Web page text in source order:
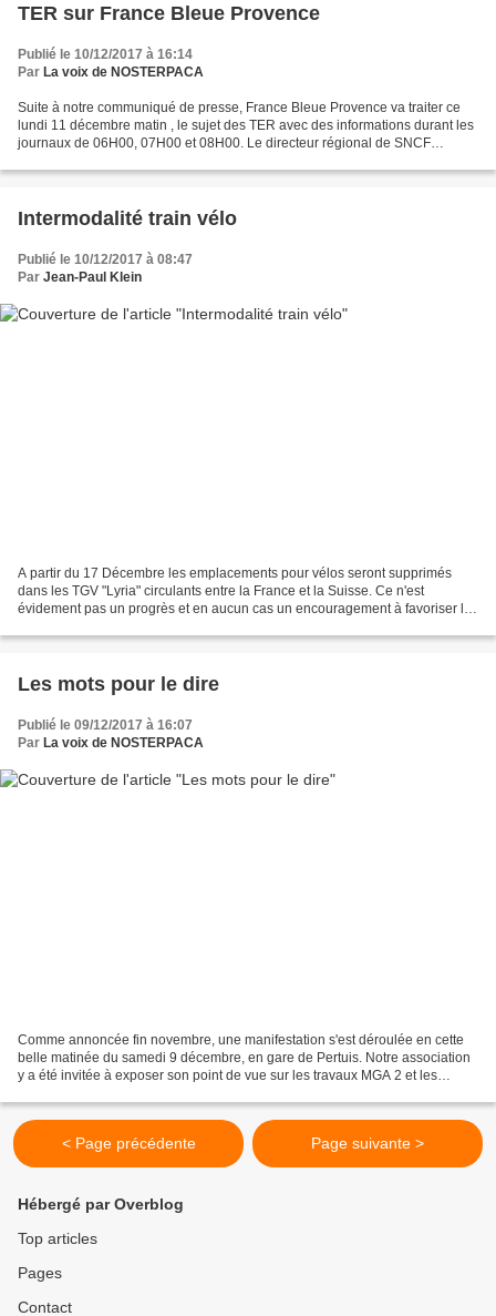
TER sur France Bleue Provence
Publié le 10/12/2017 à 16:14
Par La voix de NOSTERPACA
Suite à notre communiqué de presse, France Bleue Provence va traiter ce
lundi 11 décembre matin , le sujet des TER avec des informations durant les
journaux de 06H00, 07H00 et 08H00. Le directeur régional de SNCF
Intermodalité train vélo
Publié le 10/12/2017 à 08:47
Par Jean-Paul Klein
A partir du 17 Décembre les emplacements pour vélos seront supprimés
dans les TGV "Lyria" circulants entre la France et la Suisse. Ce n'est
évidement pas un progrès et en aucun cas un encouragement à favoriser les
Les mots pour le dire
Publié le 09/12/2017 à 16:07
Par La voix de NOSTERPACA
Comme annoncée fin novembre, une manifestation s'est déroulée en cette
belle matinée du samedi 9 décembre, en gare de Pertuis. Notre association
y a été invitée à exposer son point de vue sur les travaux MGA 2 et les
< Page précédente Page suivante >
Hébergé par Overblog
Top articles
Pages
Contact